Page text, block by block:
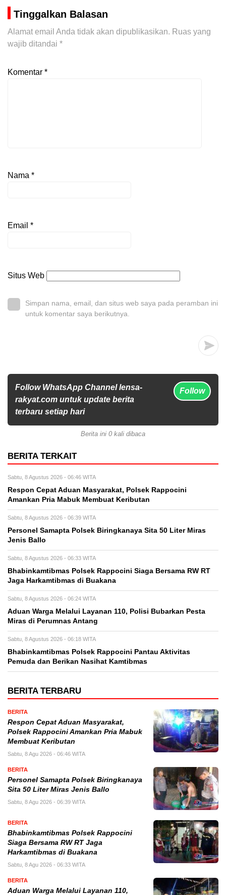
Tinggalkan Balasan
Alamat email Anda tidak akan dipublikasikan. Ruas yang
wajib ditandai *
Komentar *
Nama *
Email *
Situs Web
Simpan nama, email, dan situs web saya pada peramban ini
untuk komentar saya berikutnya.
Follow WhatsApp Channel lensa-
rakyat.com untuk update berita
terbaru setiap hari
Follow
Berita ini 0 kali dibaca
BERITA TERKAIT
Sabtu, 8 Agustus 2026 - 06:46 WITA
Respon Cepat Aduan Masyarakat, Polsek Rappocini
Amankan Pria Mabuk Membuat Keributan
Sabtu, 8 Agustus 2026 - 06:39 WITA
Personel Samapta Polsek Biringkanaya Sita 50 Liter Miras
Jenis Ballo
Sabtu, 8 Agustus 2026 - 06:33 WITA
Bhabinkamtibmas Polsek Rappocini Siaga Bersama RW RT
Jaga Harkamtibmas di Buakana
Sabtu, 8 Agustus 2026 - 06:24 WITA
Aduan Warga Melalui Layanan 110, Polisi Bubarkan Pesta
Miras di Perumnas Antang
Sabtu, 8 Agustus 2026 - 06:18 WITA
Bhabinkamtibmas Polsek Rappocini Pantau Aktivitas
Pemuda dan Berikan Nasihat Kamtibmas
BERITA TERBARU
BERITA
Respon Cepat Aduan Masyarakat,
Polsek Rappocini Amankan Pria Mabuk
Membuat Keributan
Sabtu, 8 Agu 2026 - 06:46 WITA
BERITA
Personel Samapta Polsek Biringkanaya
Sita 50 Liter Miras Jenis Ballo
Sabtu, 8 Agu 2026 - 06:39 WITA
BERITA
Bhabinkamtibmas Polsek Rappocini
Siaga Bersama RW RT Jaga
Harkamtibmas di Buakana
Sabtu, 8 Agu 2026 - 06:33 WITA
BERITA
Aduan Warga Melalui Layanan 110,